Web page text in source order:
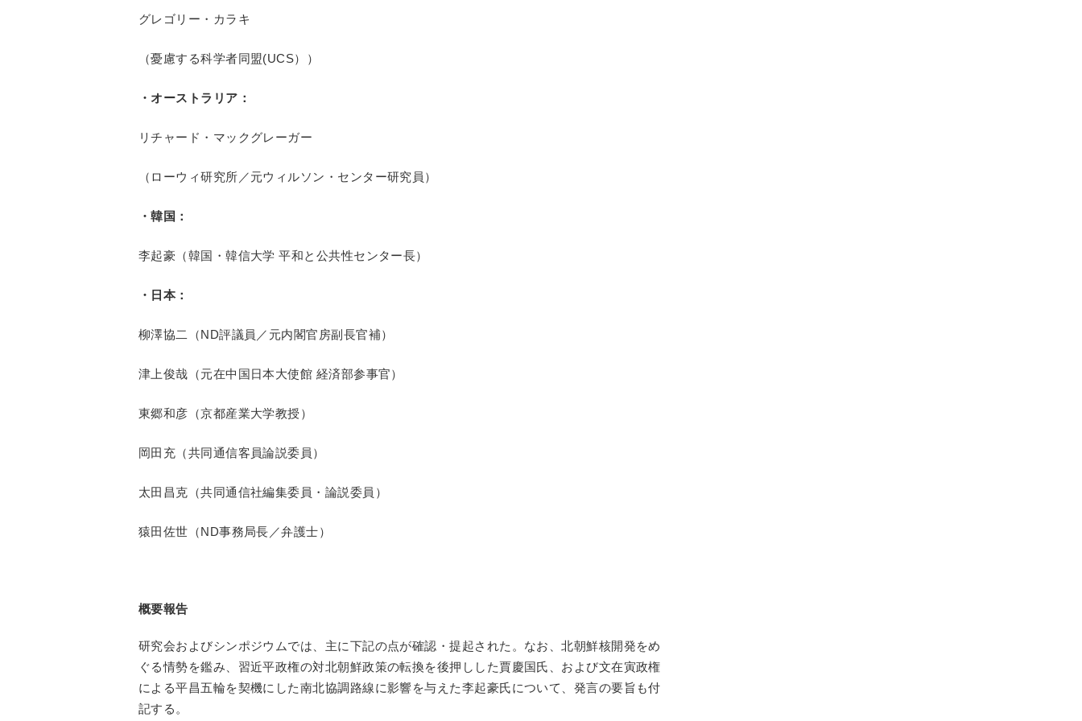
グレゴリー・カラキ
（憂慮する科学者同盟(UCS））
・オーストラリア：
リチャード・マックグレーガー
（ローウィ研究所／元ウィルソン・センター研究員）
・韓国：
李起豪（韓国・韓信大学 平和と公共性センター長）
・日本：
柳澤協二（ND評議員／元内閣官房副長官補）
津上俊哉（元在中国日本大使館 経済部参事官）
東郷和彦（京都産業大学教授）
岡田充（共同通信客員論説委員）
太田昌克（共同通信社編集委員・論説委員）
猿田佐世（ND事務局長／弁護士）
概要報告
研究会およびシンポジウムでは、主に下記の点が確認・提起された。なお、北朝鮮核開発をめ
ぐる情勢を鑑み、習近平政権の対北朝鮮政策の転換を後押しした賈慶国氏、および文在寅政権
による平昌五輪を契機にした南北協調路線に影響を与えた李起豪氏について、発言の要旨も付
記する。